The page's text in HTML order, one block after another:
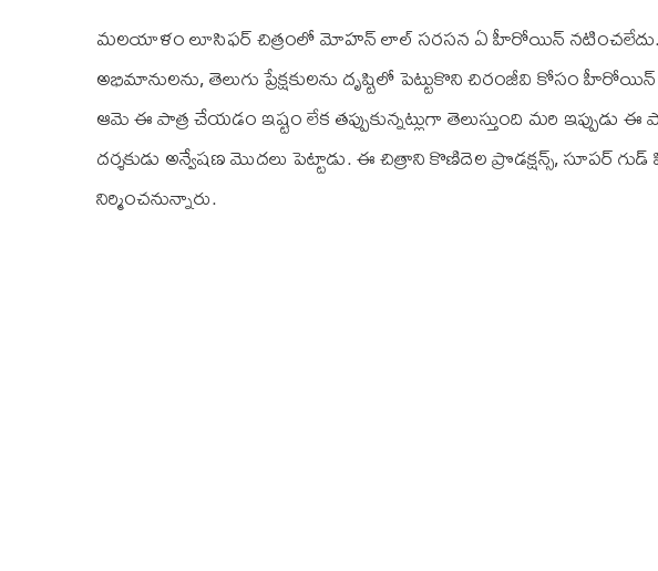
మలయాళం లూసిఫర్ చిత్రంలో మోహన్ లాల్ సరసన ఏ హీరోయిన్ నటించలేదు.
అభిమానులను, తెలుగు ప్రేక్షకులను దృష్టిలో పెట్టుకొని చిరంజీవి కోసం
ఆమె ఈ పాత్ర చేయడం ఇష్టం లేక తప్పుకున్నట్లుగా తెలుస్తుంది మరి
దర్శకుడు అన్వేషణ మొదలు పెట్టాడు. ఈ చిత్రాని కొణిదెల ప్రొడక్షన్స్, సూపర్
నిర్మించనున్నారు.